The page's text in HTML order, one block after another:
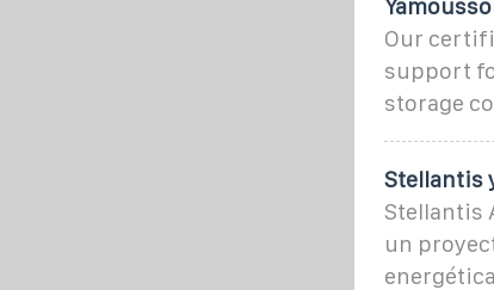
Our
support
storage
Stellantis
Stellantis
un